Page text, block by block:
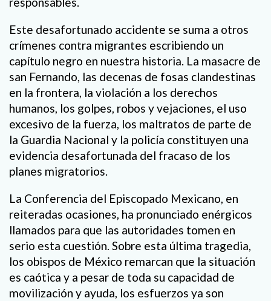
Este desafortunado accidente se suma a otros
crímenes contra migrantes escribiendo un
capítulo negro en nuestra historia. La masacre de
san Fernando, las decenas de fosas clandestinas
en la frontera, la violación a los derechos
humanos, los golpes, robos y vejaciones, el uso
excesivo de la fuerza, los maltratos de parte de
la Guardia Nacional y la policía constituyen una
evidencia desafortunada del fracaso de los
planes migratorios.
La Conferencia del Episcopado Mexicano, en
reiteradas ocasiones, ha pronunciado enérgicos
llamados para que las autoridades tomen en
serio esta cuestión. Sobre esta última tragedia,
los obispos de México remarcan que la situación
es caótica y a pesar de toda su capacidad de
movilización y ayuda, los esfuerzos ya son